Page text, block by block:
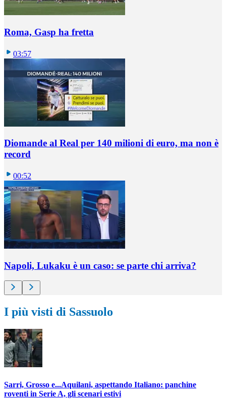
Roma, Gasp ha fretta
03:57
Diomande al Real per 140 milioni di euro, ma non è
record
00:52
Napoli, Lukaku è un caso: se parte chi arriva?
I più visti di Sassuolo
Sarri, Grosso e...Aquilani, aspettando Italiano: panchine
roventi in Serie A, gli scenari estivi